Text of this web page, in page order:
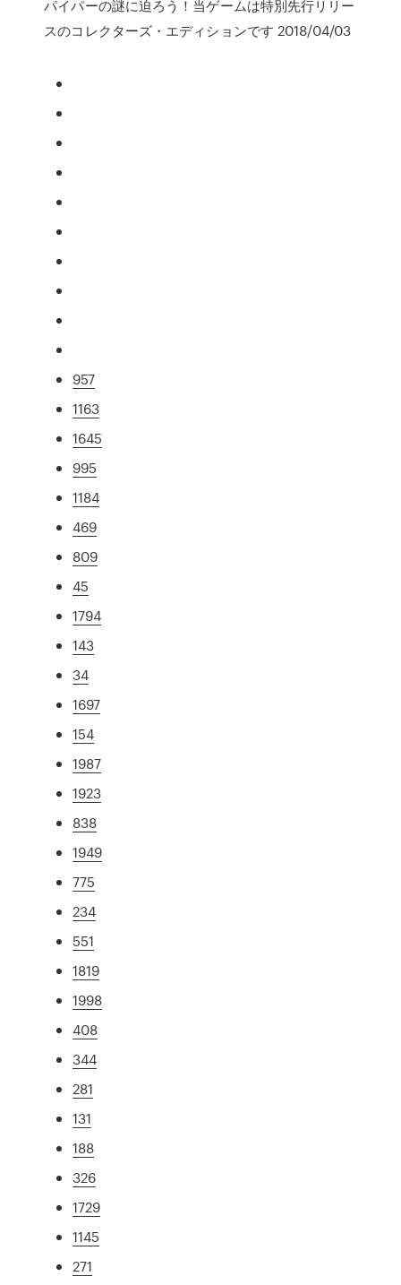
パイパーの謎に迫ろう！当ゲームは特別先行リリー
スのコレクターズ・エディションです 2018/04/03
957
1163
1645
995
1184
469
809
45
1794
143
34
1697
154
1987
1923
838
1949
775
234
551
1819
1998
408
344
281
131
188
326
1729
1145
271